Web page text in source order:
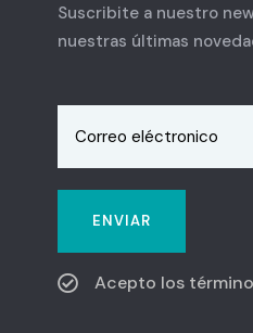
Suscribite a nuestro
nuestras últimas
Acepto los